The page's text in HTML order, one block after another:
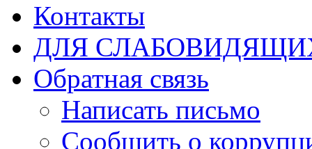
Контакты
ДЛЯ
Обратная связь
Написать письмо
Сообщить о